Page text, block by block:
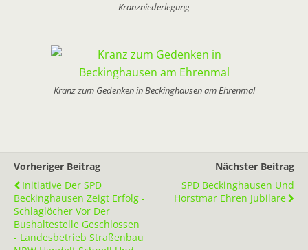
Kranzniederlegung
Kranz zum Gedenken in Beckinghausen am Ehrenmal
Vorheriger Beitrag
Initiative Der SPD
Beckinghausen Zeigt Erfolg -
Schlaglöcher Vor Der
Bushaltestelle Geschlossen
- Landesbetrieb Straßenbau
Nächster Beitrag
SPD Beckinghausen Und
Horstmar Ehren Jubilare